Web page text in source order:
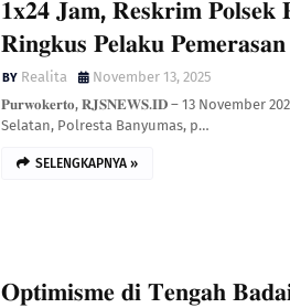
𝟏𝐱𝟐𝟒 𝐉𝐚𝐦, 𝐑𝐞𝐬𝐤𝐫𝐢𝐦 𝐏𝐨𝐥𝐬𝐞𝐤
𝐑𝐢𝐧𝐠𝐤𝐮𝐬 𝐏𝐞𝐥𝐚𝐤𝐮 𝐏𝐞𝐦𝐞𝐫𝐚𝐬𝐚𝐧
Realita
November 13, 2025
𝐏𝐮𝐫𝐰𝐨𝐤𝐞𝐫𝐭𝐨, 𝐑𝐉𝐒𝐍𝐄𝐖𝐒.𝐈𝐃 – 13 November
Selatan, Polresta Banyumas, p…
SELENGKAPNYA »
𝐎𝐩𝐭𝐢𝐦𝐢𝐬𝐦𝐞 𝐝𝐢 𝐓𝐞𝐧𝐠𝐚𝐡